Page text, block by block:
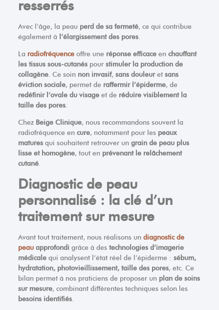
resserrés
Avec l’âge, la peau perd de sa fermeté, ce qui contribue
également à l’élargissement des pores.
La radiofréquenceoffre une réponse efficaceen chauffant
les tissus sous-cutanéspour stimuler la production de
collagène. Ce soin non invasif, sans douleuret sans
éviction sociale, permet de raffermir l’épiderme, de
redéfinir l’ovale du visageet de réduire visiblement la
taille des pores.
Chez Beige Clinique, nous recommandons souvent la
radiofréquence en cure, notamment pour les peaux
maturesqui souhaitent retrouver un grain de peau plus
lisse et homogène, tout en prévenant le relâchement
cutané.
Diagnostic de peau
personnalisé : la clé d’un
traitement sur mesure
Avant tout traitement, nous réalisons un diagnostic de
peauapprofondi grâce à des technologies d’imagerie
médicalequi analysent l’état réel de l’épiderme : sébum,
hydratation, photovieillissement, taille des pores, etc. Ce
bilan permet à nos praticiens de proposer un plan de soins
sur mesure, combinant différentes techniques selon les
besoins identifiés.